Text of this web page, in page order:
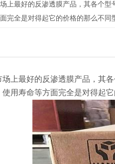
上最好的反渗透膜产品，其各个
完全是对得起它的价格的那么不同
上最好的反渗透膜产品，其
用寿命等方面完全是对得起